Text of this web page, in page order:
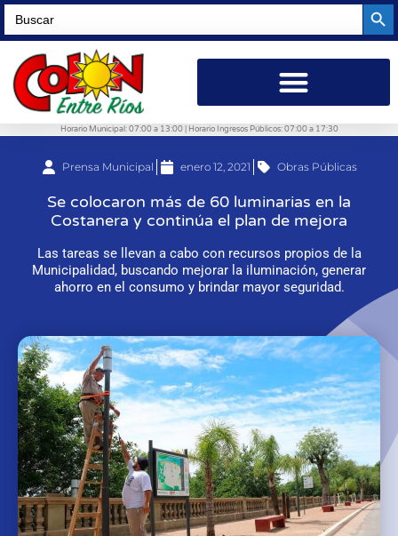
Search
for:
Horario Municipal: 07:00 a 13:00 | Horario Ingresos Públicos: 07:00 a 17:30
Prensa Municipal enero 12, 2021 Obras Públicas
Se colocaron más de 60 luminarias en la
Costanera y continúa el plan de mejora
Las tareas se llevan a cabo con recursos propios de la
Municipalidad, buscando mejorar la iluminación, generar
ahorro en el consumo y brindar mayor seguridad.